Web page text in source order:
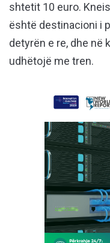
shtetit 10 euro.
është destinacioni i
detyrën e re, dhe në
udhëtojë me tren.